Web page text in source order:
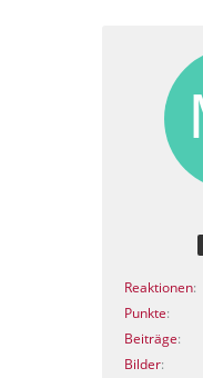
Reaktionen
Punkte
Beiträge
Bilder